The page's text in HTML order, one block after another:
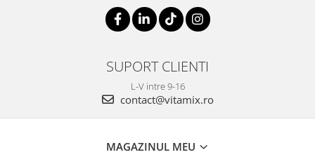
SUPORT CLIENTI
L-V intre 9-16
contact@vitamix.ro
MAGAZINUL MEU